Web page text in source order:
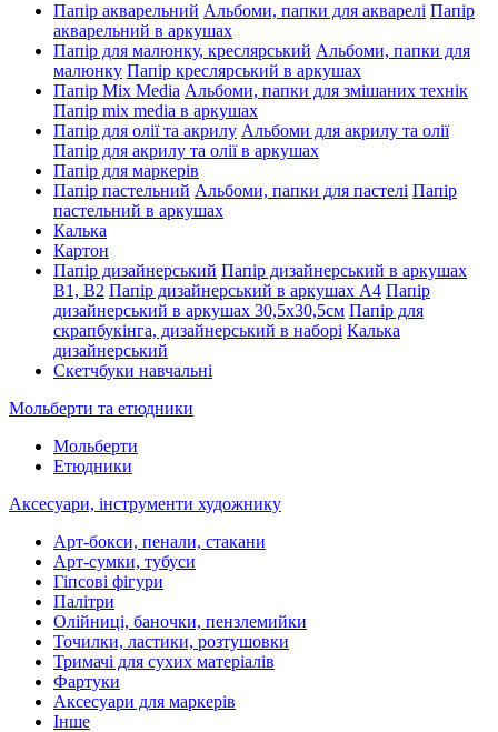
Папір акварельний Альбоми, папки для акварелі Папір
акварельний в аркушах
Папір для малюнку, креслярський Альбоми, папки для
малюнку Папір креслярський в аркушах
Папір Mix Media Альбоми, папки для змішаних технік
Папір mix media в аркушах
Папір для олії та акрилу Альбоми для акрилу та олії
Папір для акрилу та олії в аркушах
Папір для маркерів
Папір пастельний Альбоми, папки для пастелі Папір
пастельний в аркушах
Калька
Картон
Папір дизайнерський Папір дизайнерський в аркушах
В1, В2 Папір дизайнерський в аркушах А4 Папір
дизайнерський в аркушах 30,5х30,5см Папір для
скрапбукінга, дизайнерський в наборі Калька
дизайнерський
Скетчбуки навчальні
Мольберти та етюдники
Мольберти
Етюдники
Аксесуари, інструменти художнику
Арт-бокси, пенали, стакани
Арт-сумки, тубуси
Гіпсові фігури
Палітри
Олійниці, баночки, пензлемийки
Точилки, ластики, розтушовки
Тримачі для сухих матеріалів
Фартуки
Аксесуари для маркерів
Інше